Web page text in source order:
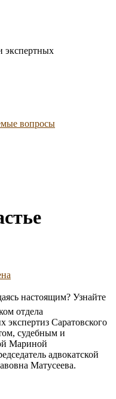
экспертных
вопросы
настоящим? Узнайте
отдела
экспертиз Саратовского
судебным и
Мариной
адвокатской
Матусеева.